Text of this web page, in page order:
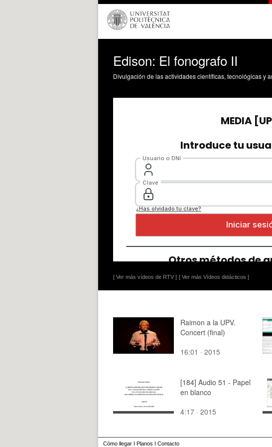
Edison: El fonografo II
Divulgación de las actividades científicas, tecnológicas y
[ Ver más vídeos de RTV ] [ Ver más Vídeos didácticos ]
Raimon a la UPV.
Concert (final)
16:01 · 2015
[184] Audio 51 - Papel
en blanco
4:17 · 2015
Cómo llegar I Planos I Contacto